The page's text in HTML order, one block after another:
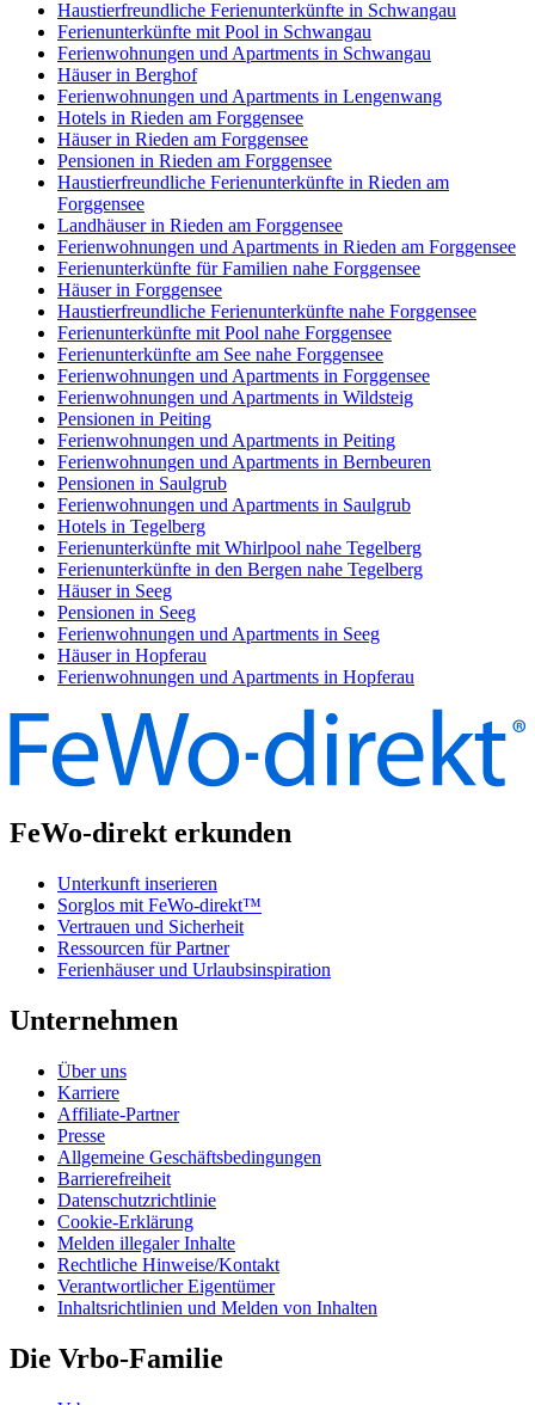
Haustierfreundliche Ferienunterkünfte in Schwangau
Ferienunterkünfte mit Pool in Schwangau
Ferienwohnungen und Apartments in Schwangau
Häuser in Berghof
Ferienwohnungen und Apartments in Lengenwang
Hotels in Rieden am Forggensee
Häuser in Rieden am Forggensee
Pensionen in Rieden am Forggensee
Haustierfreundliche Ferienunterkünfte in Rieden am
Forggensee
Landhäuser in Rieden am Forggensee
Ferienwohnungen und Apartments in Rieden am Forggensee
Ferienunterkünfte für Familien nahe Forggensee
Häuser in Forggensee
Haustierfreundliche Ferienunterkünfte nahe Forggensee
Ferienunterkünfte mit Pool nahe Forggensee
Ferienunterkünfte am See nahe Forggensee
Ferienwohnungen und Apartments in Forggensee
Ferienwohnungen und Apartments in Wildsteig
Pensionen in Peiting
Ferienwohnungen und Apartments in Peiting
Ferienwohnungen und Apartments in Bernbeuren
Pensionen in Saulgrub
Ferienwohnungen und Apartments in Saulgrub
Hotels in Tegelberg
Ferienunterkünfte mit Whirlpool nahe Tegelberg
Ferienunterkünfte in den Bergen nahe Tegelberg
Häuser in Seeg
Pensionen in Seeg
Ferienwohnungen und Apartments in Seeg
Häuser in Hopferau
Ferienwohnungen und Apartments in Hopferau
FeWo-direkt erkunden
Unterkunft inserieren
Sorglos mit FeWo-direkt™
Vertrauen und Sicherheit
Ressourcen für Partner
Ferienhäuser und Urlaubsinspiration
Unternehmen
Über uns
Karriere
Affiliate-Partner
Presse
Allgemeine Geschäftsbedingungen
Barrierefreiheit
Datenschutzrichtlinie
Cookie-Erklärung
Melden illegaler Inhalte
Rechtliche Hinweise/Kontakt
Verantwortlicher Eigentümer
Inhaltsrichtlinien und Melden von Inhalten
Die Vrbo-Familie